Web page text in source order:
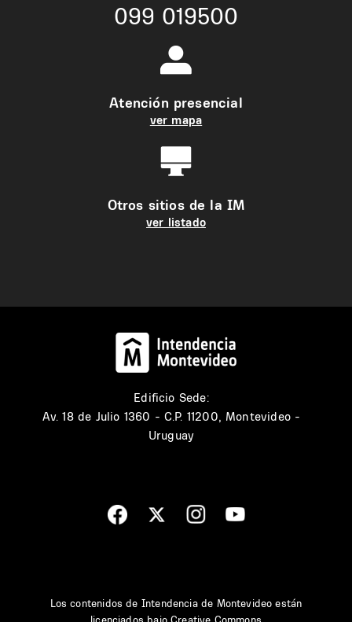
099 019500
Atención presencial
ver mapa
Otros sitios de la IM
ver listado
Edificio Sede:
Av. 18 de Julio 1360 - C.P. 11200, Montevideo -
Uruguay
Los contenidos de Intendencia de Montevideo están